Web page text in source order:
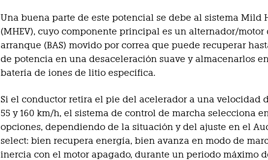
Una buena parte de este potencial se debe al sistema Mild
(MHEV), cuyo componente principal es un alternador/motor
arranque (BAS) movido por correa que puede recuperar
de potencia en una desaceleración suave y almacenarlos
batería de iones de litio específica.
Si el conductor retira el pie del acelerador a una velocidad
55 y 160 km/h, el sistema de control de marcha selecciona
opciones, dependiendo de la situación y del ajuste en el
select: bien recupera energía, bien avanza en modo de
inercia con el motor apagado, durante un periodo máximo